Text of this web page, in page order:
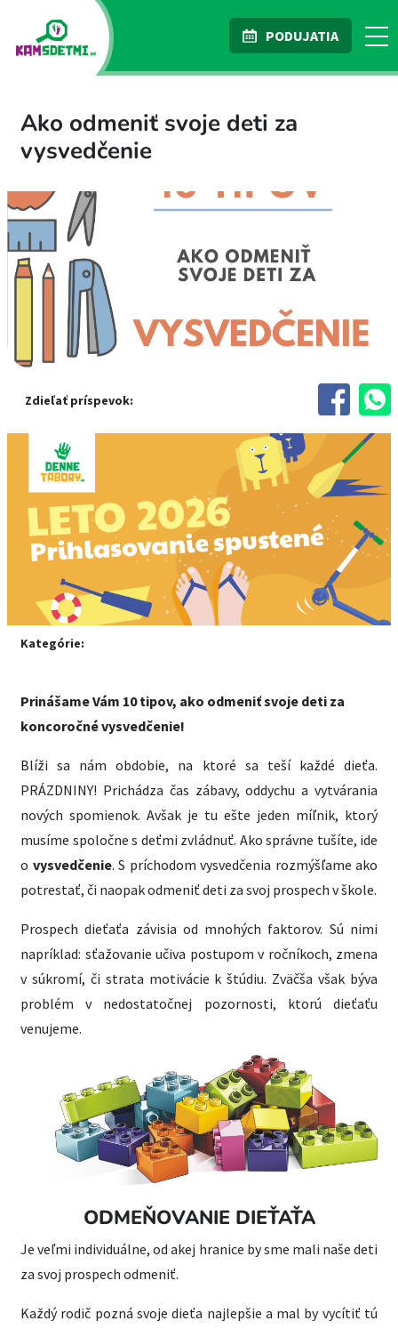
PODUJATIA
Ako odmeniť svoje deti za
vysvedčenie
Zdieľať príspevok:
Kategórie:
Prinášame Vám 10 tipov, ako odmeniť svoje deti za
koncoročné vysvedčenie!
Blíži sa nám obdobie, na ktoré sa teší každé dieťa.
PRÁZDNINY! Prichádza čas zábavy, oddychu a vytvárania
nových spomienok. Avšak je tu ešte jeden míľnik, ktorý
musíme spoločne s deťmi zvládnuť. Ako správne tušíte, ide
o vysvedčenie. S príchodom vysvedčenia rozmýšľame ako
potrestať, či naopak odmeniť deti za svoj prospech v škole.
Prospech dieťaťa závisia od mnohých faktorov. Sú nimi
napríklad: sťažovanie učiva postupom v ročníkoch, zmena
v súkromí, či strata motivácie k štúdiu. Zväčša však býva
problém v nedostatočnej pozornosti, ktorú dieťaťu
venujeme.
ODMEŇOVANIE DIEŤAŤA
Je veľmi individuálne, od akej hranice by sme mali naše deti
za svoj prospech odmeniť.
Každý rodič pozná svoje dieťa najlepšie a mal by vycítiť tú